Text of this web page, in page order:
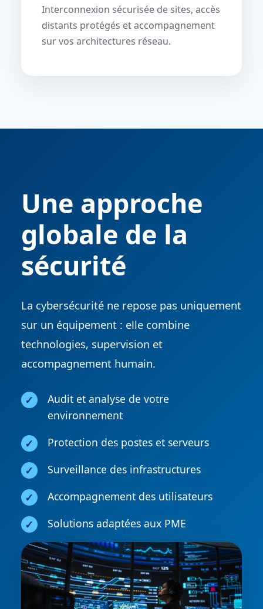
Interconnexion sécurisée de sites, accès
distants protégés et accompagnement
sur vos architectures réseau.
Une approche
globale de la
sécurité
La cybersécurité ne repose pas uniquement
sur un équipement : elle combine
technologies, supervision et
accompagnement humain.
Audit et analyse de votre
environnement
Protection des postes et serveurs
Surveillance des infrastructures
Accompagnement des utilisateurs
Solutions adaptées aux PME